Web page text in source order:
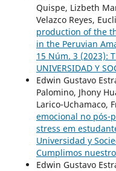
Quispe, Lizbeth
Velazco Reyes,
production of the
in the Peruvian
15 Núm. 3 (2023):
UNIVERSIDAD Y
Edwin Gustavo
Palomino, Jhony
Larico-Uchamaco,
emocional no pós-
stress em
Universidad y
Cumplimos
Edwin Gustavo